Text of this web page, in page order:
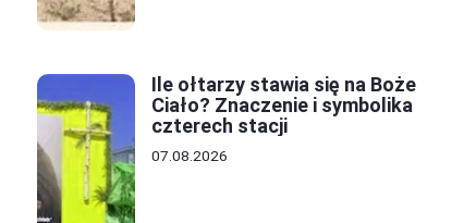
Ile ołtarzy stawia się na Boże
Ciało? Znaczenie i symbolika
czterech stacji
07.08.2026